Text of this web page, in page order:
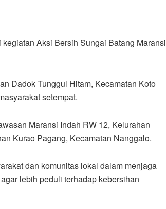
Aksi Bersih Sungai Batang Maransi
Dadok Tunggul Hitam, Kecamatan Koto
setempat.
Maransi Indah RW 12, Kelurahan
Kurao Pagang, Kecamatan Nanggalo.
dan komunitas lokal dalam menjaga
lebih peduli terhadap kebersihan